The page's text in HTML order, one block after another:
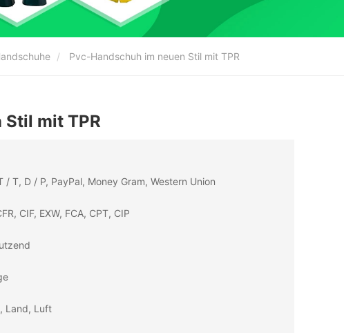
Pvc-Handschuh im neuen Stil mit TPR
mit TPR
/ T, D / P, PayPal, Money Gram, Western Union
CIF, EXW, FCA, CPT, CIP
Land, Luft